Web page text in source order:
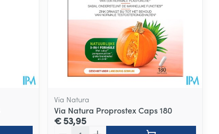
Via Natura
Via Natura Proprostex Caps 180
€ 53,95